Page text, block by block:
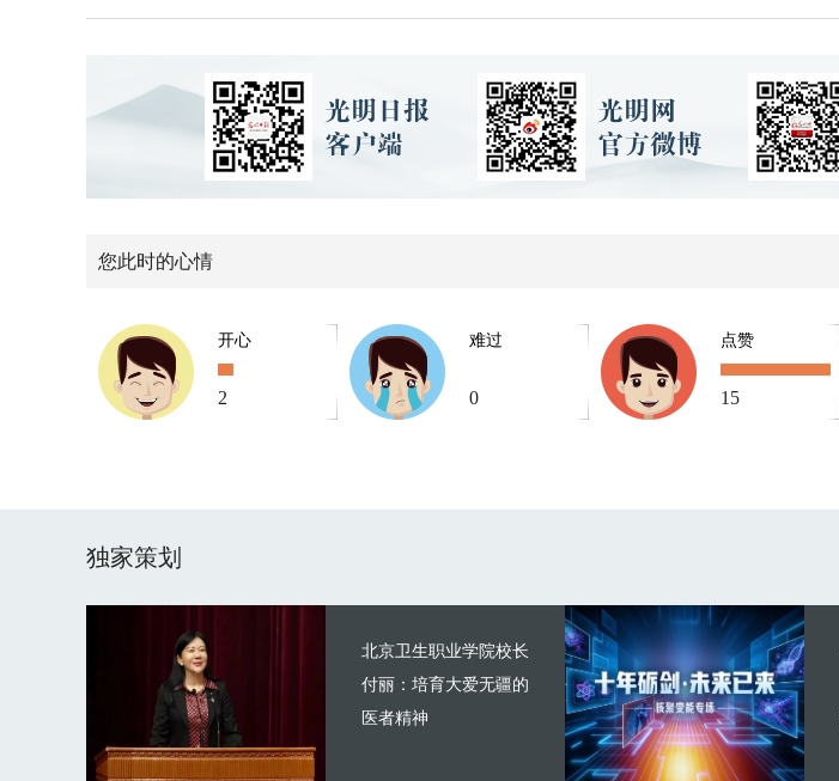
您此时的心情
开心
2
难过
0
点赞
15
独家策划
北京卫生职业学院校长
付丽：培育大爱无疆的
医者精神